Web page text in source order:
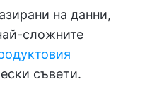
на данни,
сложните
съвети.